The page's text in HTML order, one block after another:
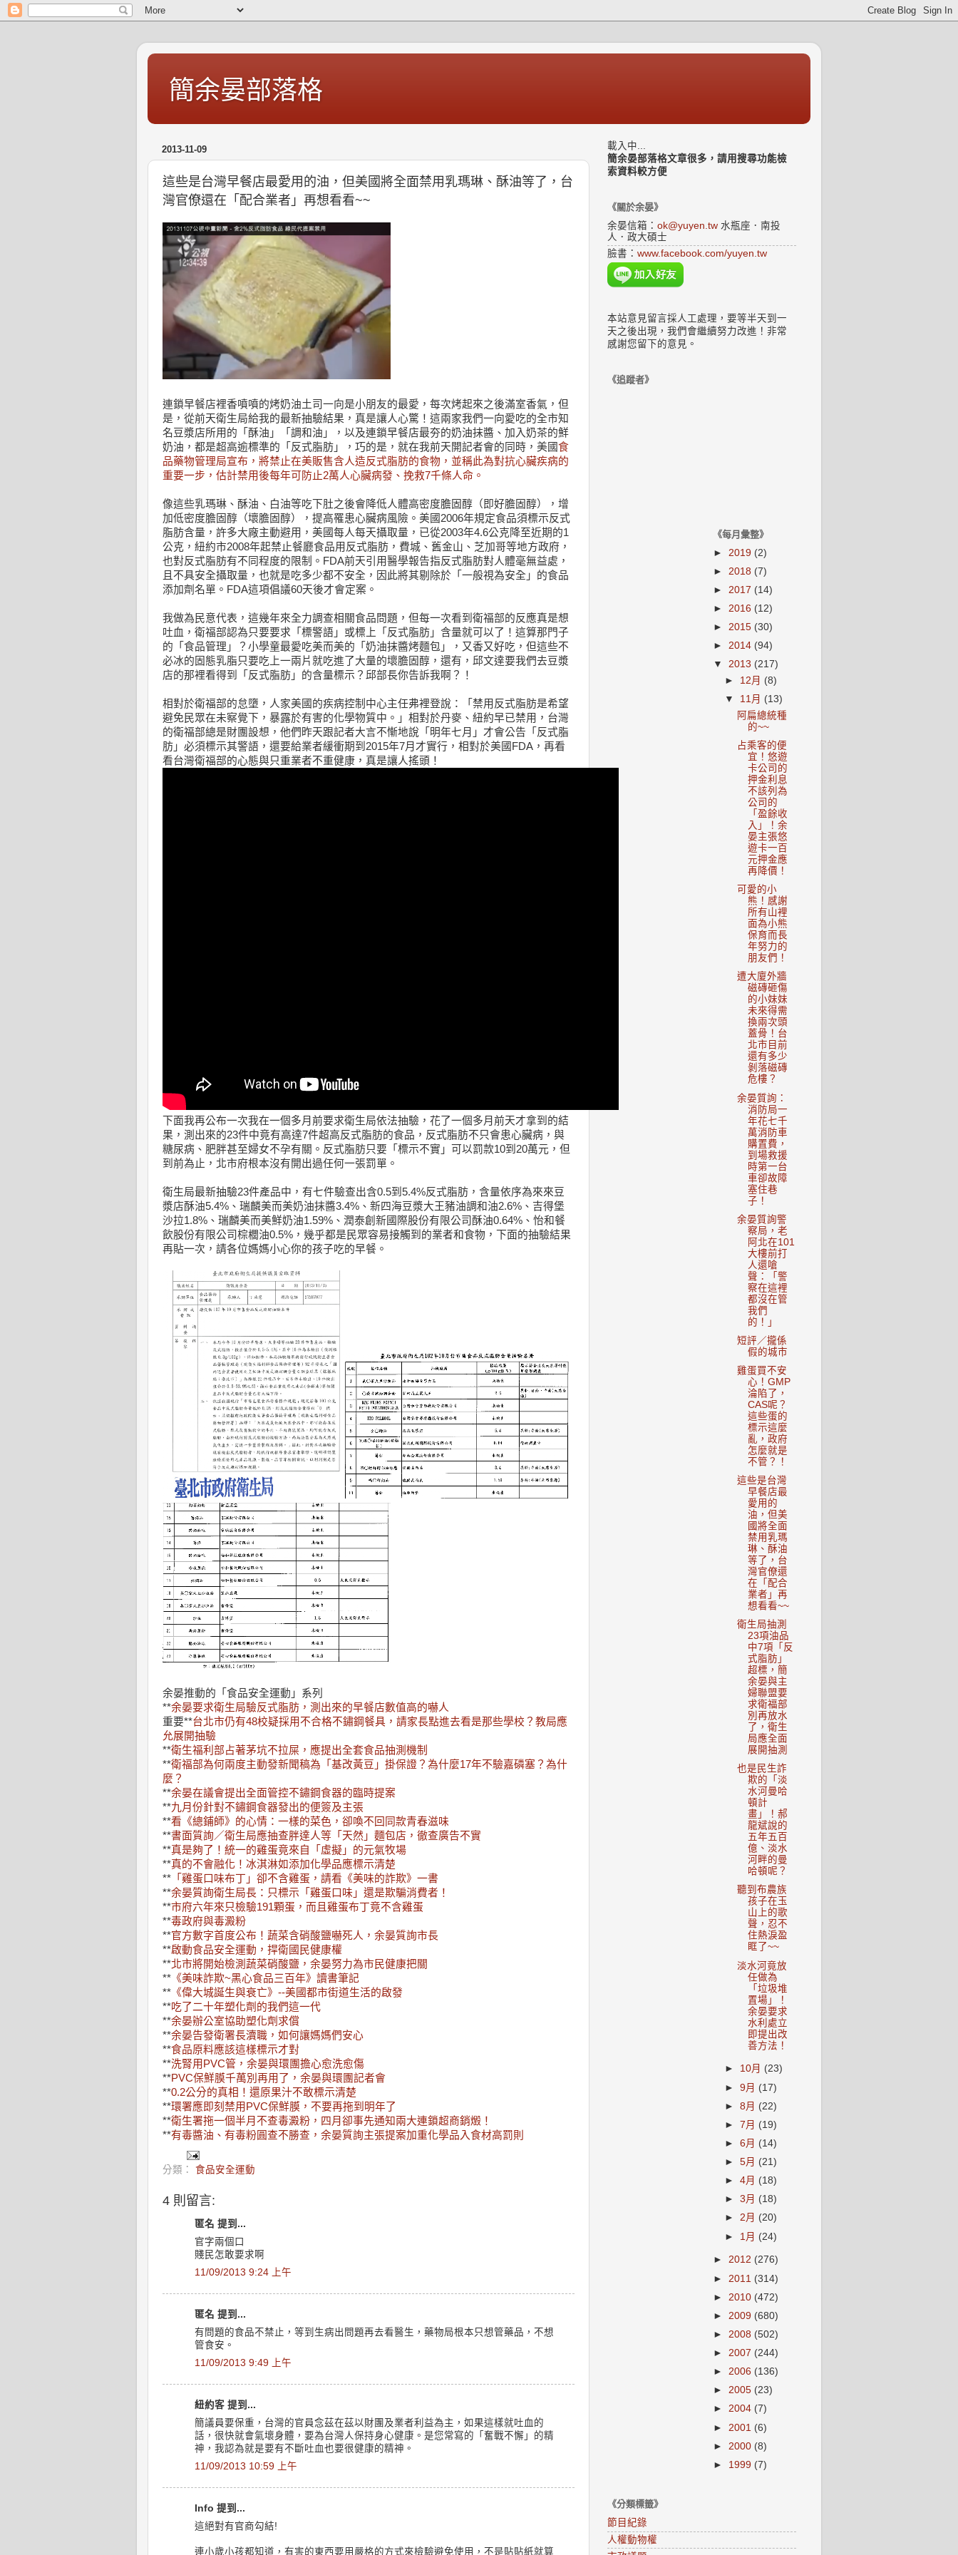
簡余晏部落格
2013-11-09
這些是台灣早餐店最愛用的油，但美國將全面禁用乳瑪琳、酥油等了，台
灣官僚還在「配合業者」再想看看~~
連鎖早餐店裡香噴噴的烤奶油土司一向是小朋友的最愛，每次烤起來之後滿室香氣，但
是，從前天衛生局給我的最新抽驗結果，真是讓人心驚！這兩家我們一向愛吃的全市知
名豆漿店所用的「酥油」「調和油」，以及連鎖早餐店最夯的奶油抹醬、加入奶茶的鮮
奶油，都是超高逾標準的「反式脂肪」，巧的是，就在我前天開記者會的同時，美國食
品藥物管理局宣布，將禁止在美販售含人造反式脂肪的食物，並稱此為對抗心臟疾病的
重要一步，估計禁用後每年可防止2萬人心臟病發、挽救7千條人命。
像這些乳瑪琳、酥油、白油等吃下肚之後會降低人體高密度膽固醇（即好膽固醇），增
加低密度膽固醇（壞膽固醇），提高罹患心臟病風險。美國2006年規定食品須標示反式
脂肪含量，許多大廠主動避用，美國每人每天攝取量，已從2003年4.6公克降至近期的1
公克，紐約市2008年起禁止餐廳食品用反式脂肪，費城、舊金山、芝加哥等地方政府，
也對反式脂肪有不同程度的限制。FDA前天引用醫學報告指反式脂肪對人體毫無益處，
且不具安全攝取量，也就是吃多少都不安全，因此將其剔除於「一般視為安全」的食品
添加劑名單。FDA這項倡議60天後才會定案。
我做為民意代表，這幾年來全力調查相關食品問題，但每一次看到衛福部的反應真是想
吐血，衛福部認為只要要求「標警語」或標上「反式脂肪」含量就可以了！這算那門子
的「食品管理」？小學童最愛吃美而美的「奶油抹醬烤麵包」，又香又好吃，但這些不
必冰的固態乳脂只要吃上一兩片就吃進了大量的壞膽固醇，還有，邱文達要我們去豆漿
店的那裡看得到「反式脂肪」的含量標示？邱部長你告訴我啊？！
相對於衛福部的怠墮，人家美國的疾病控制中心主任弗裡登說：「禁用反式脂肪是希望
避免民眾在未察覺下，暴露於有害的化學物質中。」相對於丹麥、紐約早已禁用，台灣
的衛福部總是財團設想，他們昨天跟記者大言不慚地說「明年七月」才會公告「反式脂
肪」必須標示其警語，還要給業者緩衝期到2015年7月才實行，相對於美國FDA，再看
看台灣衛福部的心態與只重業者不重健康，真是讓人搖頭！
下面我再公布一次我在一個多月前要求衛生局依法抽驗，花了一個多月前天才拿到的結
果，測出來的23件中竟有高達7件超高反式脂肪的食品，反式脂肪不只會患心臟病，與
糖尿病、肥胖甚至婦女不孕有關。反式脂肪只要「標示不實」可以罰款10到20萬元，但
到前為止，北市府根本沒有開出過任何一張罰單。
衛生局最新抽驗23件產品中，有七件驗查出含0.5到5.4%反式脂肪，含量依序為來來豆
漿店酥油5.4%、瑞麟美而美奶油抹醬3.4%、新四海豆漿大王豬油調和油2.6%、吉得堡
沙拉1.8%、瑞麟美而美鮮奶油1.59%、潤泰創新國際股份有限公司酥油0.64%、怡和餐
飲股份有限公司棕櫚油0.5%，幾乎都是民眾容易接觸到的業者和食物，下面的抽驗結果
再貼一次，請各位媽媽小心你的孩子吃的早餐。
余晏推動的「食品安全運動」系列
**余晏要求衛生局驗反式脂肪，測出來的早餐店數值高的嚇人
重要**台北市仍有48校疑採用不合格不鏽鋼餐具，請家長點進去看是那些學校？教局應
允展開抽驗
**衛生福利部占著茅坑不拉屎，應提出全套食品抽測機制
**衛福部為何兩度主動發新聞稿為「基改黃豆」掛保證？為什麼17年不驗嘉磷塞？為什
麼？
**余晏在議會提出全面管控不鏽鋼食器的臨時提案
**九月份針對不鏽鋼食器發出的便簽及主張
**看《總鋪師》的心情：一樣的菜色，卻喚不回同款青春滋味
**書面質詢／衛生局應抽查胖達人等「天然」麵包店，徹查廣告不實
**真是夠了！統一的雞蛋竟來自「虛擬」的元氣牧場
**真的不會融化！冰淇淋如添加化學品應標示清楚
** 「雞蛋口味布丁」卻不含雞蛋，請看《美味的詐欺》一書
**余晏質詢衛生局長：只標示「雞蛋口味」還是欺騙消費者！
**市府六年來只檢驗191顆蛋，而且雞蛋布丁竟不含雞蛋
**毒政府與毒澱粉
**官方數字首度公布！蔬菜含硝酸鹽嚇死人，余晏質詢市長
**啟動食品安全運動，捍衛國民健康權
**北市將開始檢測蔬菜硝酸鹽，余晏努力為市民健康把關
** 《美味詐欺~黑心食品三百年》讀書筆記
** 《偉大城誕生與衰亡》--美國都市街道生活的啟發
**吃了二十年塑化劑的我們這一代
**余晏辦公室協助塑化劑求償
**余晏告發衛署長瀆職，如何讓媽媽們安心
**食品原料應該這樣標示才對
**洗腎用PVC管，余晏與環團擔心愈洗愈傷
**PVC保鮮膜千萬別再用了，余晏與環團記者會
**0.2公分的真相！還原果汁不敢標示清楚
**環署應即刻禁用PVC保鮮膜，不要再拖到明年了
**衛生署拖一個半月不查毒澱粉，四月卻事先通知兩大連鎖超商銷燬！
**有毒醬油、有毒粉圓查不勝查，余晏質詢主張提案加重化學品入食材高罰則
分類： 食品安全運動
4 則留言:
匿名 提到...
官字兩個口
賤民怎敢要求啊
11/09/2013 9:24 上午
匿名 提到...
有問題的食品不禁止，等到生病出問題再去看醫生，藥物局根本只想管藥品，不想
管食安。
11/09/2013 9:49 上午
紐約客 提到...
簡議員要保重，台灣的官員念茲在茲以財團及業者利益為主，如果這樣就吐血的
話，很快就會氣壞身體，要為台灣人保持身心健康。是您常寫的「奮戰不懈」的精
神，我認為就是要有不斷吐血也要很健康的精神。
11/09/2013 10:59 上午
Info 提到...
這絕對有官商勾結!
連小歲小孩都知道，有害的東西要用嚴格的方式來檢驗避免使用，不是貼貼紙就算
載入中...
簡余晏部落格文章很多，請用搜尋功能檢
索資料較方便
《關於余晏》
余晏信箱： ok@yuyen.tw 水瓶座．南投
人．政大碩士
臉書： www.facebook.com/yuyen.tw
本站意見留言採人工處理，要等半天到一
天之後出現，我們會繼續努力改進！非常
感謝您留下的意見。
《追蹤者》
《每月彙整》
► 2019 (2)
► 2018 (7)
► 2017 (14)
► 2016 (12)
► 2015 (30)
► 2014 (94)
▼ 2013 (217)
► 12月 (8)
▼ 11月 (13)
阿扁總統種
的~~
占乘客的便
宜！悠遊
卡公司的
押金利息
不該列為
公司的
「盈餘收
入」！余
晏主張悠
遊卡一百
元押金應
再降價！
可愛的小
熊！感謝
所有山裡
面為小熊
保育而長
年努力的
朋友們！
遭大廈外牆
磁磚砸傷
的小妹妹
未來得需
換兩次頭
蓋骨！台
北市目前
還有多少
剝落磁磚
危樓？
余晏質詢：
消防局一
年花七千
萬消防車
購置費，
到場救援
時第一台
車卻故障
塞住巷
子！
余晏質詢警
察局，老
阿北在101
大樓前打
人還嗆
聲：「警
察在這裡
都沒在管
我們
的！」
短評／攏係
假的城市
雞蛋買不安
心！GMP
淪陷了，
CAS呢？
這些蛋的
標示這麼
亂，政府
怎麼就是
不管？！
這些是台灣
早餐店最
愛用的
油，但美
國將全面
禁用乳瑪
琳、酥油
等了，台
灣官僚還
在「配合
業者」再
想看看~~
衛生局抽測
23項油品
中7項「反
式脂肪」
超標，簡
余晏與主
婦聯盟要
求衛福部
別再放水
了，衛生
局應全面
展開抽測
也是民生詐
欺的「淡
水河曼哈
頓計
畫」！郝
龍斌說的
五年五百
億、淡水
河畔的曼
哈頓呢？
聽到布農族
孩子在玉
山上的歌
聲，忍不
住熱淚盈
眶了~~
淡水河竟放
任做為
「垃圾堆
置場」！
余晏要求
水利處立
即提出改
善方法！
► 10月 (23)
►9月 (17)
►8月 (22)
►7月 (19)
►6月 (14)
►5月 (21)
►4月 (18)
►3月 (18)
►2月 (20)
► 1月 (24)
► 2012 (276)
► 2011 (314)
► 2010 (472)
► 2009 (680)
► 2008 (502)
► 2007 (244)
► 2006 (136)
► 2005 (23)
► 2004 (7)
► 2001 (6)
► 2000 (8)
► 1999 (7)
《分類標籤》
節目紀錄
人權動物權